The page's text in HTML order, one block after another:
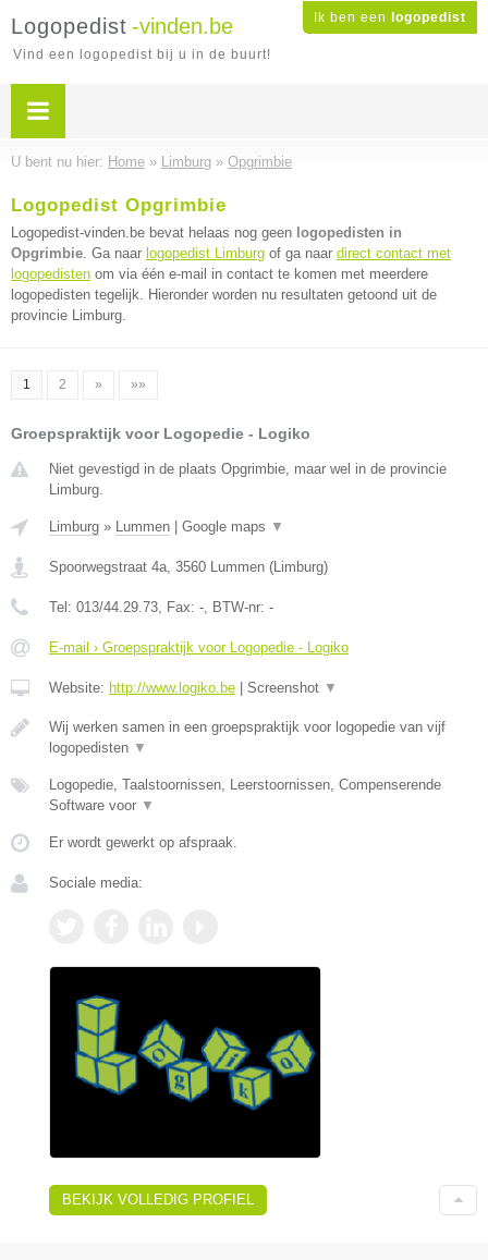
Ik ben een logopedist
Logopedist -vinden.be
Vind een logopedist bij u in de buurt!
U bent nu hier: Home » Limburg » Opgrimbie
Logopedist Opgrimbie
Logopedist-vinden.be bevat helaas nog geen logopedisten in
Opgrimbie. Ga naar logopedist Limburg of ga naar direct contact met
logopedisten om via één e-mail in contact te komen met meerdere
logopedisten tegelijk. Hieronder worden nu resultaten getoond uit de
provincie Limburg.
1 2 » »»
Groepspraktijk voor Logopedie - Logiko
Niet gevestigd in de plaats Opgrimbie, maar wel in de provincie
Limburg.
Limburg » Lummen Google maps ▼
Spoorwegstraat 4a, 3560 Lummen (Limburg)
Tel: 013/44.29.73, Fax: -, BTW-nr: -
E-mail › Groepspraktijk voor Logopedie - Logiko
Website: http://www.logiko.be Screenshot ▼
Wij werken samen in een groepspraktijk voor logopedie van vijf
logopedisten ▼
Logopedie, Taalstoornissen, Leerstoornissen, Compenserende
Software voor ▼
Er wordt gewerkt op afspraak.
Sociale media:
BEKIJK VOLLEDIG PROFIEL